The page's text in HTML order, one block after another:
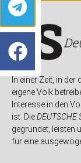
In einer Zeit, in
eigene Volk
Interesse in den
ist. DieDEUTSCHE
gegründet, leisten
für eine